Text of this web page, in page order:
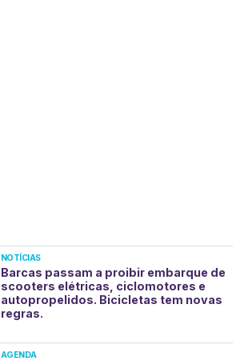
NOTÍCIAS
Barcas passam a proibir embarque de
scooters elétricas, ciclomotores e
autopropelidos. Bicicletas tem novas
regras.
AGENDA